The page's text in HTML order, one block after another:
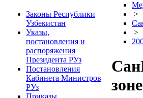
Законы Республики
Узбекистан
Указы,
постановления и
распоряжения
Президента РУз
Постановления
Кабинета Министров
РУз
Приказы
>
>